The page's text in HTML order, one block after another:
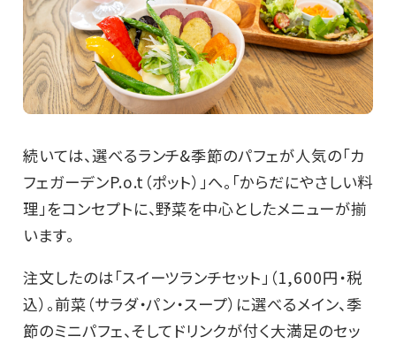
続いては、選べるランチ&季節のパフェが人気の「カ
フェガーデンP.o.t（ポット）」へ。「からだにやさしい料
理」をコンセプトに、野菜を中心としたメニューが揃
います。
注文したのは「スイーツランチセット」（1,600円・税
込）。前菜（サラダ・パン・スープ）に選べるメイン、季
節のミニパフェ、そしてドリンクが付く大満足のセッ